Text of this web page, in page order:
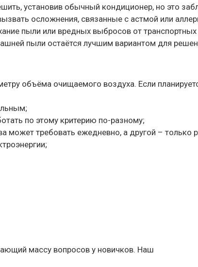
установив обычный кондиционер, но это
осложнения, связанные с астмой или
пыли или вредных выбросов от
пыли остаётся лучшим вариантом для
объёма очищаемого воздуха. Если
по этому критерию по-разному;
может требовать ежедневно, а другой – только
массу вопросов у новичков. Наш